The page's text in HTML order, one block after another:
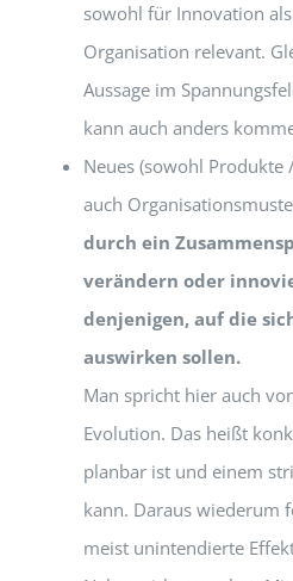
sowohl für Innovation
Organisation relevant.
Aussage im
kann auch anders
Neues (sowohl Produkte
auch
durch ein
verändern oder
denjenigen, auf die
auswirken sollen.
Man spricht hier auch
Evolution. Das heißt
planbar ist und einem
kann. Daraus wiederum
meist unintendierte